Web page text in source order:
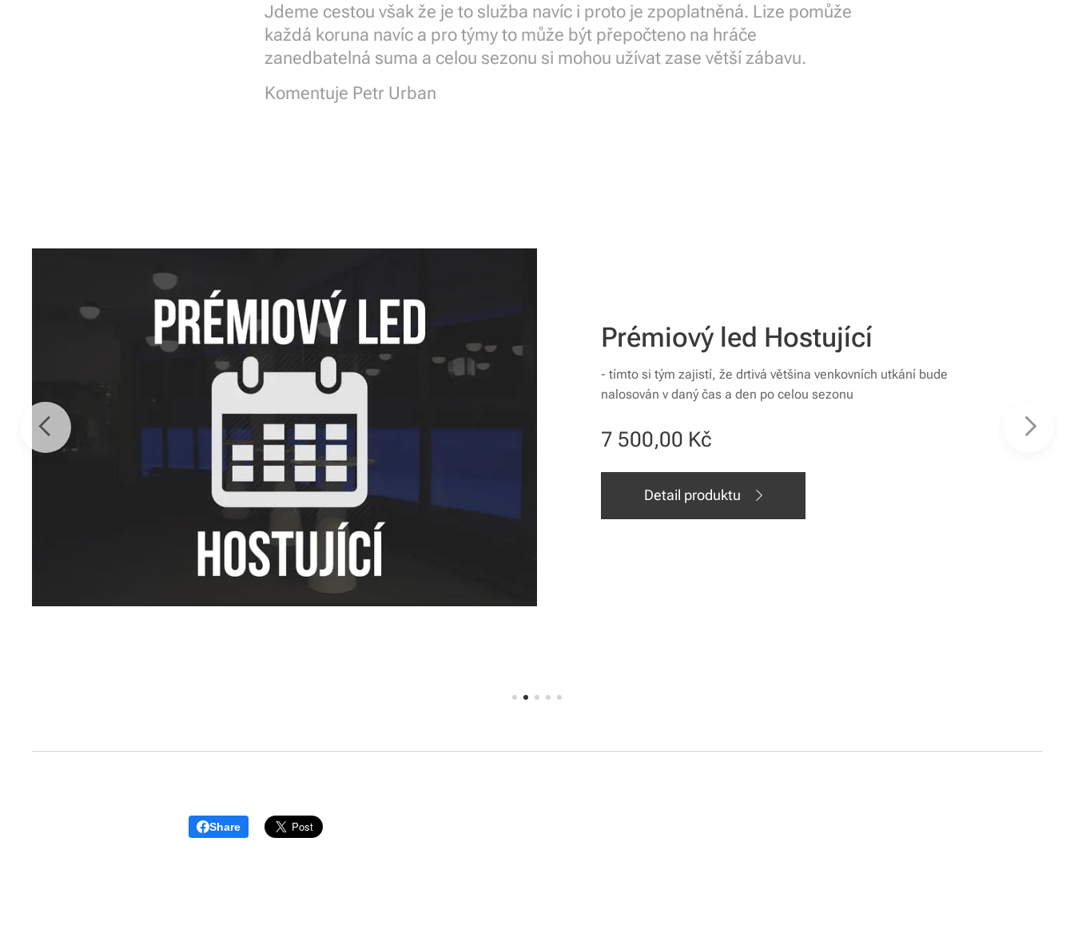
Jdeme cestou však že je to služba navíc i proto je zpoplatněná. Lize pomůže
každá koruna navíc a pro týmy to může být přepočteno na hráče
zanedbatelná suma a celou sezonu si mohou užívat zase větší zábavu.
Komentuje Petr Urban
Prémiový led Hostující
- tímto si tým zajistí, že drtivá většina venkovních utkání bude
nalosován v daný čas a den po celou sezonu
7 500,00 Kč
Detail produktu
Share